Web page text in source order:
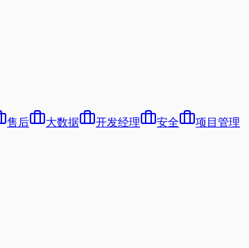
售后 大数据 开发经理 安全
项目管理